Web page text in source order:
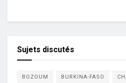
Sujets discutés
BOZOUM BURKINA-FASO